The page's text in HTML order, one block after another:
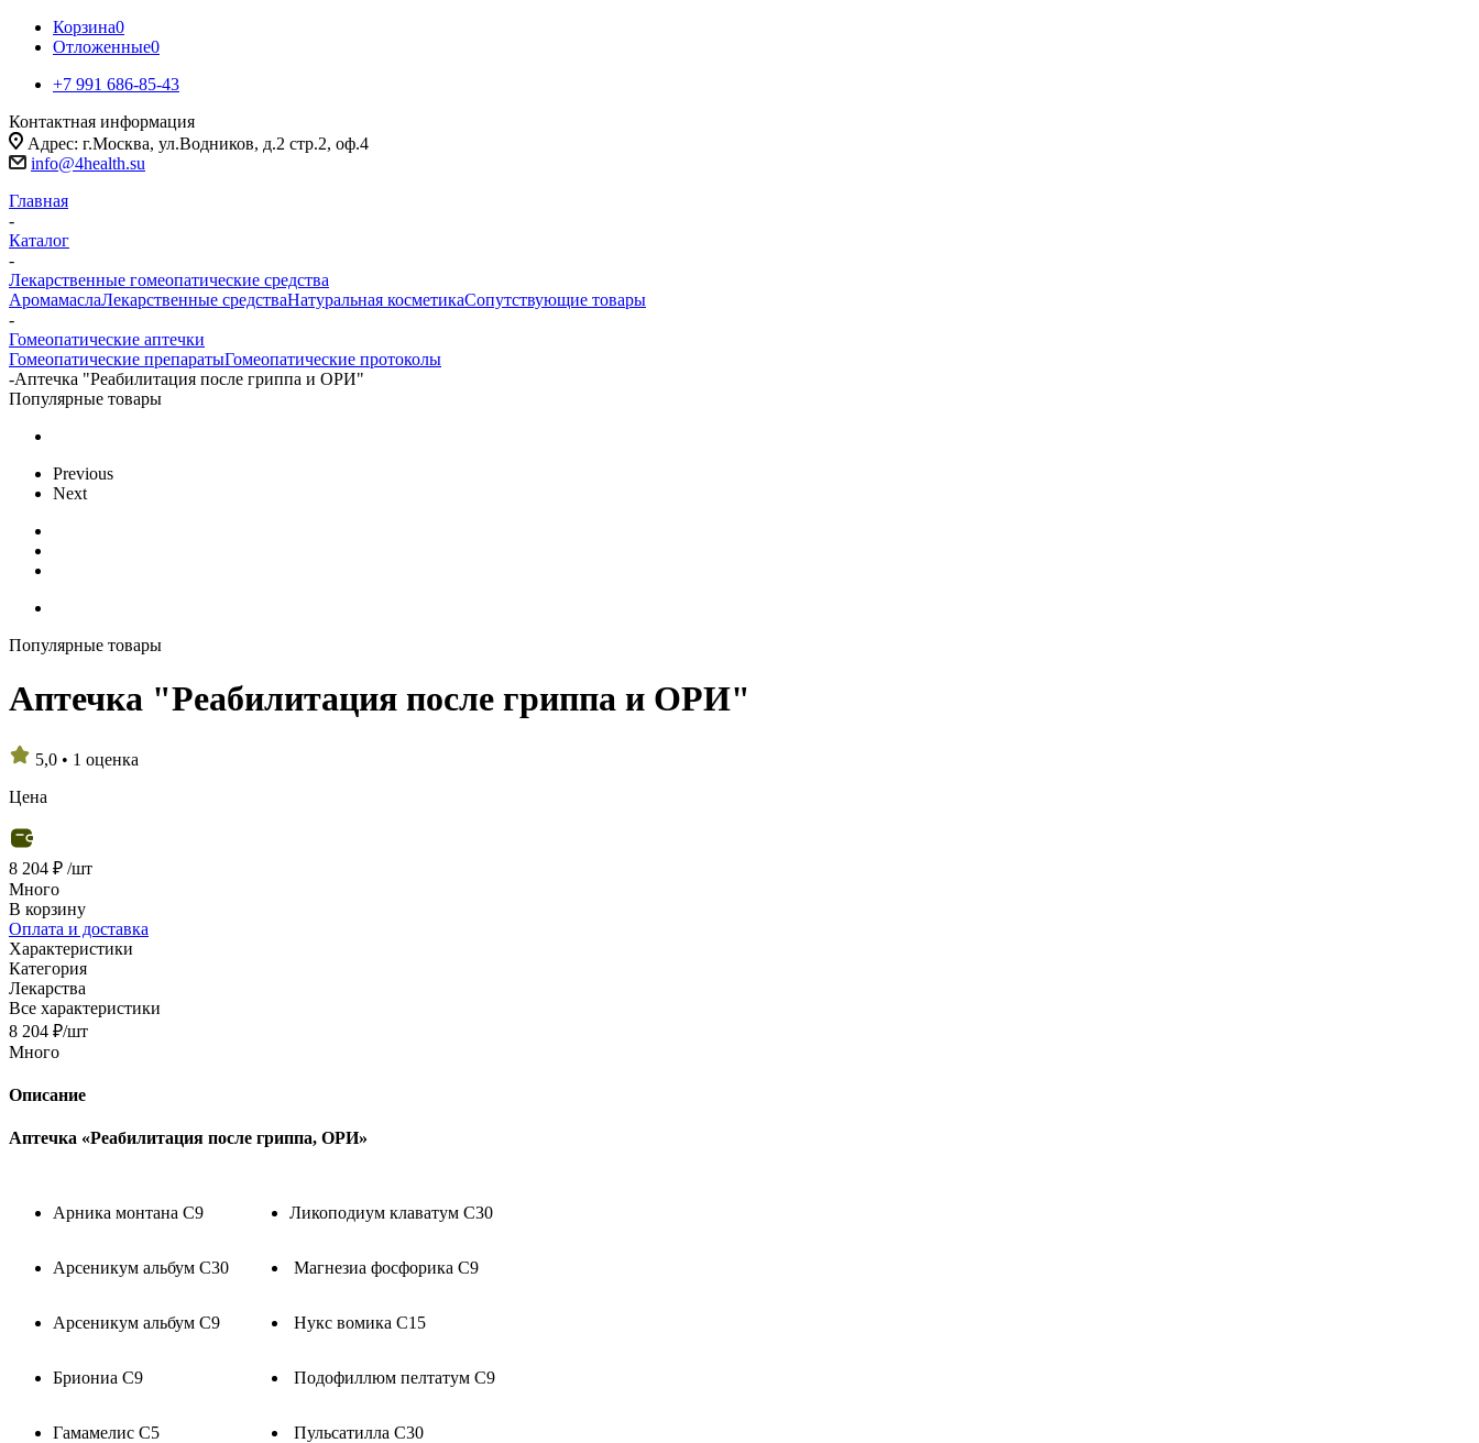
Корзина0
Отложенные0
+7 991 686-85-43
Контактная информация
Адрес: г.Москва, ул.Водников, д.2 стр.2, оф.4
info@4health.su
Главная
-
Каталог
-
Лекарственные гомеопатические средства
АромамаслаЛекарственные средстваНатуральная косметикаСопутствующие товары
-
Гомеопатические аптечки
Гомеопатические препаратыГомеопатические протоколы
-Аптечка "Реабилитация после гриппа и ОРИ"
Популярные товары
Previous
Next
Популярные товары
Аптечка "Реабилитация после гриппа и ОРИ"
5,0 • 1 оценка
Цена
8 204 ₽ /шт
Много
В корзину
Оплата и доставка
Характеристики
Категория
Лекарства
Все характеристики
8 204 ₽/шт
Много
Описание
Аптечка «Реабилитация после гриппа, ОРИ»
Арника монтана C9 Ликоподиум клаватум С30
Арсеникум альбум С30 Магнезиа фосфорика С9
Арсеникум альбум С9 Нукс вомика С15
Бриониа С9 Подофиллюм пелтатум C9
Гамамелис С5 Пульсатилла С30